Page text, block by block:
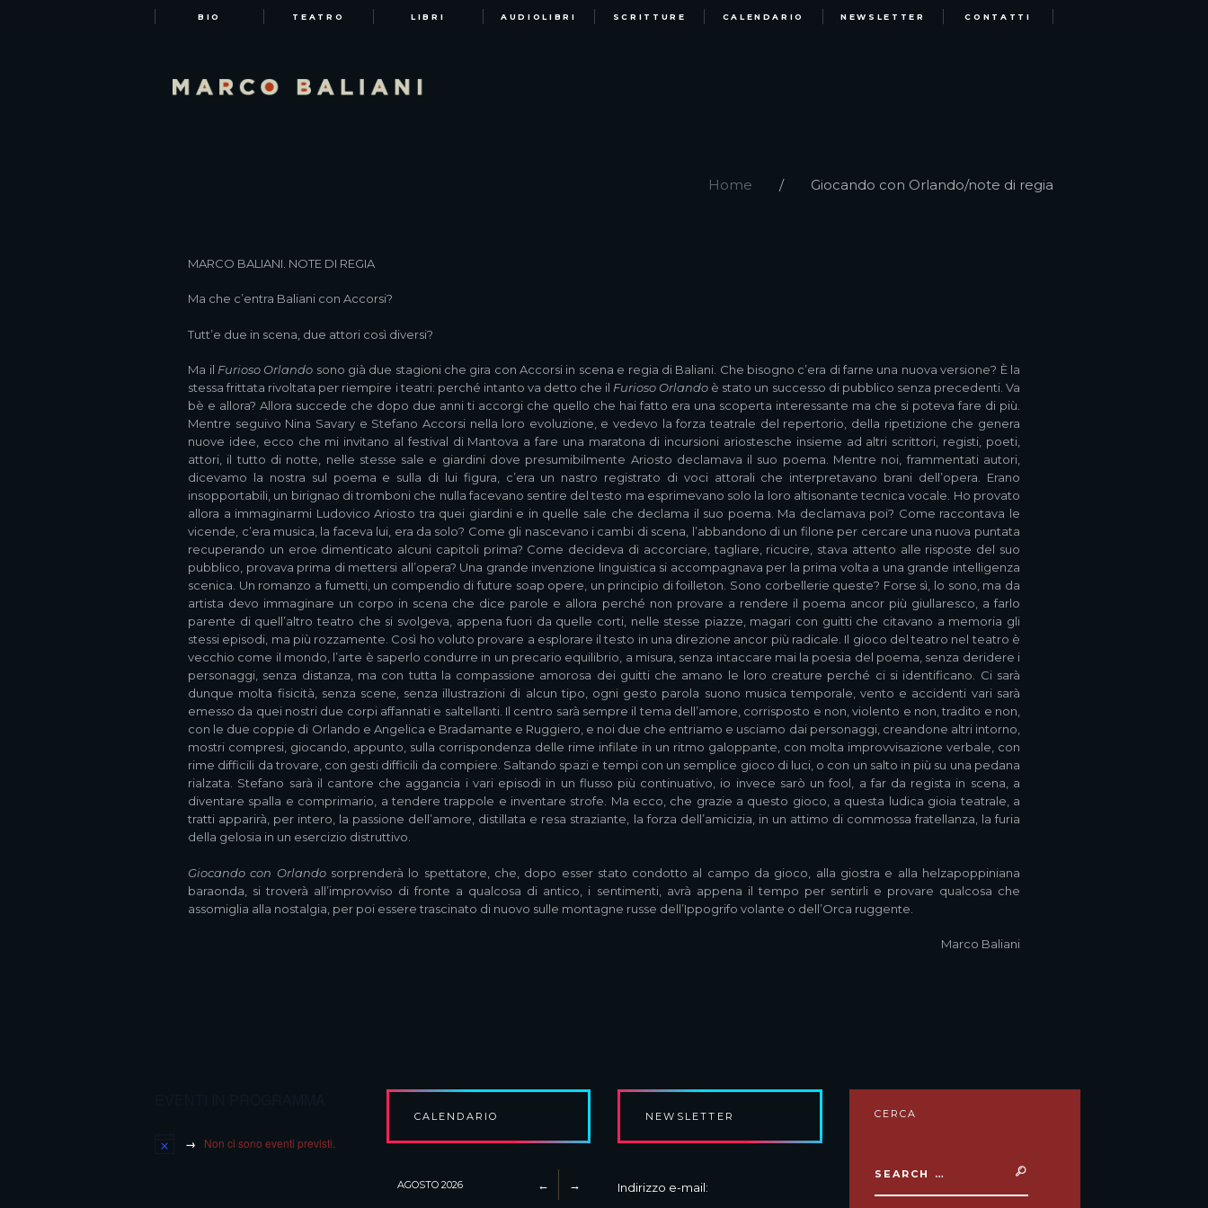
BIO TEATRO LIBRI AUDIOLIBRI SCRITTURE CALENDARIO NEWSLETTER CONTATTI
Home Giocando con Orlando/note di regia
MARCO BALIANI. NOTE DI REGIA
Ma che c’entra Baliani con Accorsi?
Tutt’e due in scena, due attori così diversi?
Ma il Furioso Orlando sono già due stagioni che gira con Accorsi in scena e regia di Baliani. Che bisogno c’era di farne una nuova versione? È la
stessa frittata rivoltata per riempire i teatri: perché intanto va detto che il Furioso Orlando è stato un successo di pubblico senza precedenti. Va
bè e allora? Allora succede che dopo due anni ti accorgi che quello che hai fatto era una scoperta interessante ma che si poteva fare di più.
Mentre seguivo Nina Savary e Stefano Accorsi nella loro evoluzione, e vedevo la forza teatrale del repertorio, della ripetizione che genera
nuove idee, ecco che mi invitano al festival di Mantova a fare una maratona di incursioni ariostesche insieme ad altri scrittori, registi, poeti,
attori, il tutto di notte, nelle stesse sale e giardini dove presumibilmente Ariosto declamava il suo poema. Mentre noi, frammentati autori,
dicevamo la nostra sul poema e sulla di lui figura, c’era un nastro registrato di voci attorali che interpretavano brani dell’opera. Erano
insopportabili, un birignao di tromboni che nulla facevano sentire del testo ma esprimevano solo la loro altisonante tecnica vocale. Ho provato
allora a immaginarmi Ludovico Ariosto tra quei giardini e in quelle sale che declama il suo poema. Ma declamava poi? Come raccontava le
vicende, c’era musica, la faceva lui, era da solo? Come gli nascevano i cambi di scena, l’abbandono di un filone per cercare una nuova puntata
recuperando un eroe dimenticato alcuni capitoli prima? Come decideva di accorciare, tagliare, ricucire, stava attento alle risposte del suo
pubblico, provava prima di mettersi all’opera? Una grande invenzione linguistica si accompagnava per la prima volta a una grande intelligenza
scenica. Un romanzo a fumetti, un compendio di future soap opere, un principio di foilleton. Sono corbellerie queste? Forse sì, lo sono, ma da
artista devo immaginare un corpo in scena che dice parole e allora perché non provare a rendere il poema ancor più giullaresco, a farlo
parente di quell’altro teatro che si svolgeva, appena fuori da quelle corti, nelle stesse piazze, magari con guitti che citavano a memoria gli
stessi episodi, ma più rozzamente. Così ho voluto provare a esplorare il testo in una direzione ancor più radicale. Il gioco del teatro nel teatro è
vecchio come il mondo, l’arte è saperlo condurre in un precario equilibrio, a misura, senza intaccare mai la poesia del poema, senza deridere i
personaggi, senza distanza, ma con tutta la compassione amorosa dei guitti che amano le loro creature perché ci si identificano. Ci sarà
dunque molta fisicità, senza scene, senza illustrazioni di alcun tipo, ogni gesto parola suono musica temporale, vento e accidenti vari sarà
emesso da quei nostri due corpi affannati e saltellanti. Il centro sarà sempre il tema dell’amore, corrisposto e non, violento e non, tradito e non,
con le due coppie di Orlando e Angelica e Bradamante e Ruggiero, e noi due che entriamo e usciamo dai personaggi, creandone altri intorno,
mostri compresi, giocando, appunto, sulla corrispondenza delle rime infilate in un ritmo galoppante, con molta improvvisazione verbale, con
rime difficili da trovare, con gesti difficili da compiere. Saltando spazi e tempi con un semplice gioco di luci, o con un salto in più su una pedana
rialzata. Stefano sarà il cantore che aggancia i vari episodi in un flusso più continuativo, io invece sarò un fool, a far da regista in scena, a
diventare spalla e comprimario, a tendere trappole e inventare strofe. Ma ecco, che grazie a questo gioco, a questa ludica gioia teatrale, a
tratti apparirà, per intero, la passione dell’amore, distillata e resa straziante, la forza dell’amicizia, in un attimo di commossa fratellanza, la furia
della gelosia in un esercizio distruttivo.
Giocando con Orlandosorprenderà lo spettatore, che, dopo esser stato condotto al campo da gioco, alla giostra e alla helzapoppiniana
baraonda, si troverà all’improvviso di fronte a qualcosa di antico, i sentimenti, avrà appena il tempo per sentirli e provare qualcosa che
assomiglia alla nostalgia, per poi essere trascinato di nuovo sulle montagne russe dell’Ippogrifo volante o dell’Orca ruggente.
Marco Baliani
Non ci sono eventi previsti.
CALENDARIO
AGOSTO 2026
NEWSLETTER
Indirizzo e-mail:
CERCA